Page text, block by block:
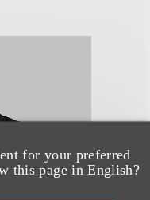
for your preferred
this page in English?